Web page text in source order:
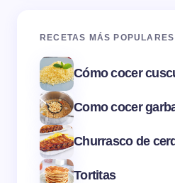
RECETAS MÁS POPULARES
Cómo cocer
Como cocer
Churrasco de
Tortitas